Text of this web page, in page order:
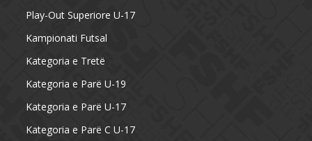
Play-Out Superiore U-17
Kampionati Futsal
Kategoria e Tretë
Kategoria e Parë U-19
Kategoria e Parë U-17
Kategoria e Parë C U-17